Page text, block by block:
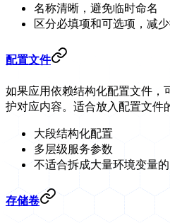
名称清晰，避免临时命名
区分必填项和可选项，减
配置文件
如果应用依赖结构化配置文件，
护对应内容。适合放入配置文件
大段结构化配置
多层级服务参数
不适合拆成大量环境变量
存储卷